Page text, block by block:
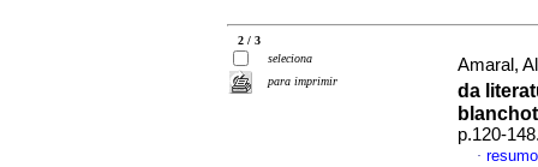
2 / 3
seleciona
para imprimir
Amaral,
da
p.120-
·